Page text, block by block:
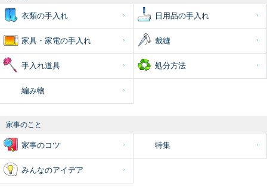
衣類の手入れ 日用品の手入れ
家具・家電の手入れ 裁縫
手入れ道具 処分方法
編み物
家事のこと
家事のコツ 特集
みんなのアイデア